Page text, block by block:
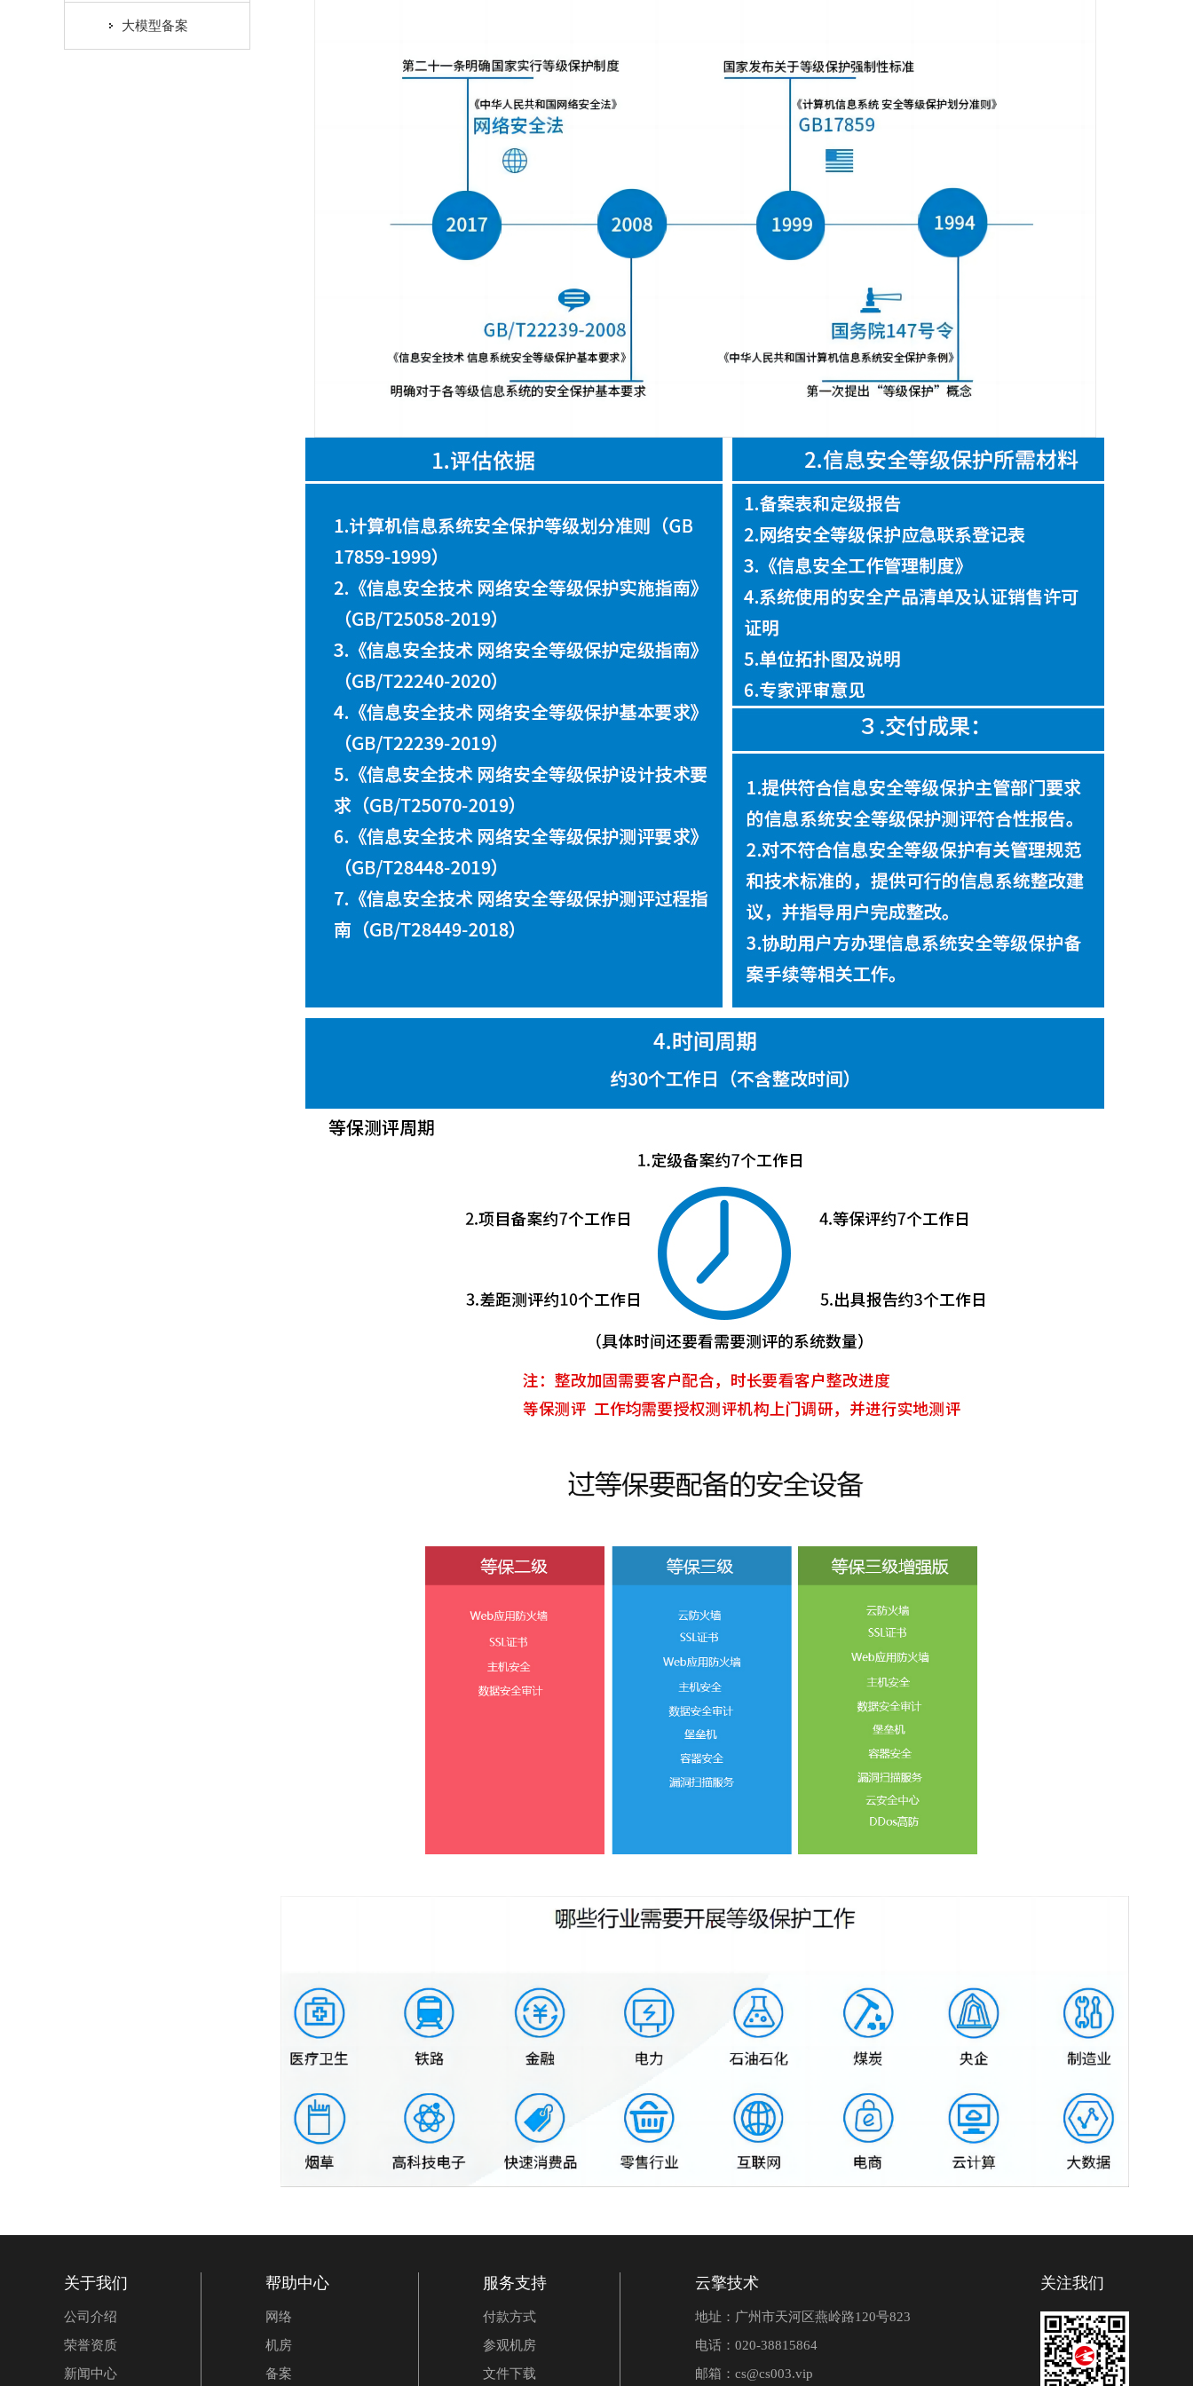
大模型备案
关于我们
公司介绍
荣誉资质
新闻中心
帮助中心
网络
机房
备案
服务支持
付款方式
参观机房
文件下载
云擎技术
地址：广州市天河区燕岭路120号823
电话：020-38815864
邮箱：cs@cs003.vip
关注我们